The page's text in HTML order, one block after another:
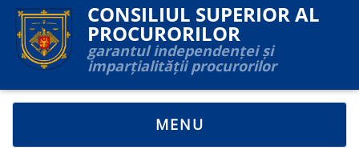
CONSILIUL SUPERIOR AL
PROCURORILOR
garantul independenței și
imparțialității procurorilor
TOGGLE
NAVIGATION
MENU